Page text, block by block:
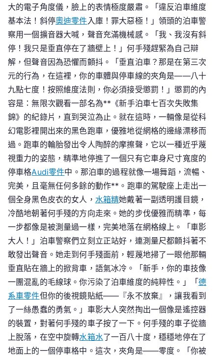
大的電子角度儀，臉上的表情極度嚴肅。「違反泊車維度
基本法！斜停奧迪零件入庫！罪大惡極！」領頭的泊車警
察用一個擴音器大喊，聲音充滿機械感。「我、我沒有斜
停！我只是垂直停在了牆壁上！」何手殘趕緊為自己辯
解，但聲音因為恐懼而顫抖。「垂直泊車？那是在第三次
元的行為，在這裡，你的車體與停車線的夾角是——八十
九點七度！按照維度法則，你必須接受懲罰！」懲罰的內
容是：無限次觀看一部名為**《新手泊車七百次失敗集
錦》的紀錄片，直到哭泣為止。就在這時，一輛像是從科
幻電影裡開出來的黑色跑車，優雅地從網格的邊緣漂移而
過。跑車的輪胎發出令人陶醉的摩擦聲，它以一種近乎蔑
視重力的姿態，精準地停進了一個只有它車身尺寸寬度的
停車格Audi零件中。那泊車的過程就像一場舞蹈，流暢、
完美，且毫無任何多餘的動作**。跑車的駕駛座上走出一
個全身黑色皮衣的女人， 水箱精她戴著一副透明護目鏡，
冷酷地朝著何手殘的方向走來。她的步伐優雅而精準，每
一步都像是被測量過一樣，完美地落在網格線上。「車影
大人！」泊車警察們立刻立正站好，連測量尺都顫抖著不
敢發出聲音。她走到何手殘面前，輕蔑地掃了一眼他那輛
垂直貼在牆上的掀背車，語氣冰冷。「新手，你的車技像
一團混亂的毛線球。你污染了泊車維度的純粹性。」「德
系車零件但你的後視鏡貼紙——『永不放棄』，讓我看到
了一絲愚蠢的勇氣。」車影大人突然掏出一個像是遙控器
的裝置，對著何手殘的車子按了一下。何手殘的車子從牆
上脫落，在空中旋轉水箱水了一百八十度，穩穩地停在了
地面上的一個停車格中。這次，夾角是——零度。「你被